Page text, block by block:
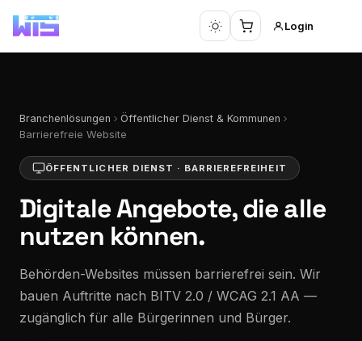
Login
Branchenlösungen
Öffentlicher Dienst & Kommunen
Barrierefreie Website
ÖFFENTLICHER DIENST · BARRIEREFREIHEIT
Digitale Angebote,die alle
nutzen können.
Behörden-Websites müssen barrierefrei sein. Wir
bauen Auftritte nach BITV 2.0 / WCAG 2.1 AA —
zugänglich für alle Bürgerinnen und Bürger.